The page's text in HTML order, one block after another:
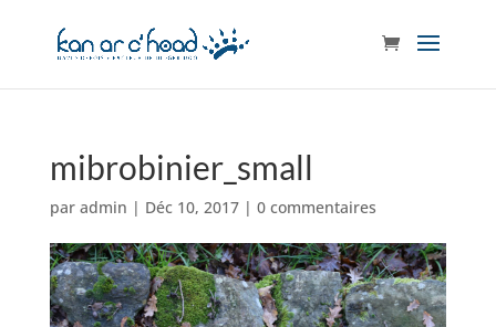
mibrobinier_small
par admin | Déc 10, 2017| 0 commentaires